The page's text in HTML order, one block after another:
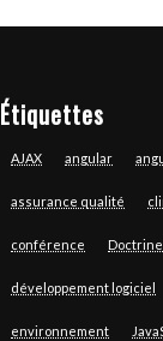
Étiquettes
AJAX angular
assurance qualité
conférence Doctrine
développement logiciel
environnement